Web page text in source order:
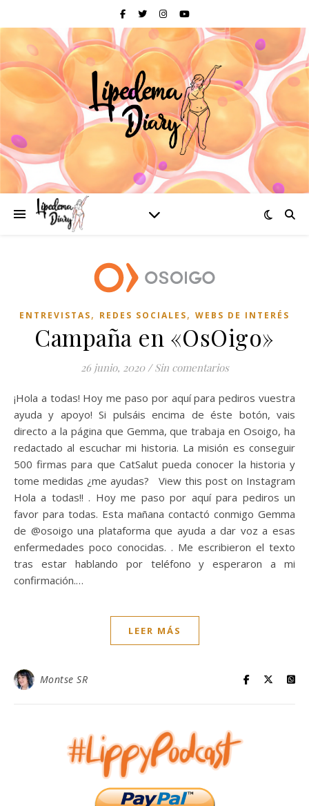
ENTREVISTAS, REDES SOCIALES, WEBS DE INTERÉS
Campaña en «OsOigo»
26 junio, 2020 / Sin comentarios
¡Hola a todas! Hoy me paso por aquí para pediros vuestra
ayuda y apoyo! Si pulsáis encima de éste botón, vais
directo a la página que Gemma, que trabaja en Osoigo, ha
redactado al escuchar mi historia. La misión es conseguir
500 firmas para que CatSalut pueda conocer la historia y
tome medidas ¿me ayudas? View this post on Instagram
Hola a todas!! . Hoy me paso por aquí para pediros un
favor para todas. Esta mañana contactó conmigo Gemma
de @osoigo una plataforma que ayuda a dar voz a esas
enfermedades poco conocidas. . Me escribieron el texto
tras estar hablando por teléfono y esperaron a mi
confirmación.…
LEER MÁS
Montse SR